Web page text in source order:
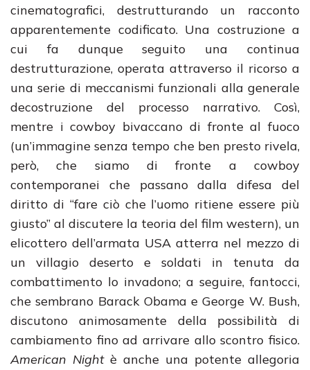
cinematografici, destrutturando un racconto
apparentemente codificato. Una costruzione a
cui fa dunque seguito una continua
destrutturazione, operata attraverso il ricorso a
una serie di meccanismi funzionali alla generale
decostruzione del processo narrativo. Così,
mentre i cowboy bivaccano di fronte al fuoco
(un’immagine senza tempo che ben presto rivela,
però, che siamo di fronte a cowboy
contemporanei che passano dalla difesa del
diritto di “fare ciò che l’uomo ritiene essere più
giusto” al discutere la teoria del film western), un
elicottero dell’armata USA atterra nel mezzo di
un villagio deserto e soldati in tenuta da
combattimento lo invadono; a seguire, fantocci,
che sembrano Barack Obama e George W. Bush,
discutono animosamente della possibilità di
cambiamento fino ad arrivare allo scontro fisico.
American Nightè anche una potente allegoria